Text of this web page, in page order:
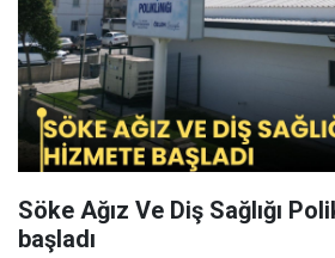
Söke Ağız Ve Diş Sağlığı
başladı